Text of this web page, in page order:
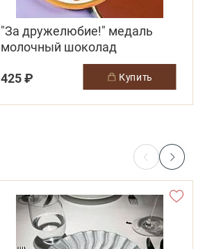
"За дружелюбие!" медаль
молочный шоколад
425 ₽
купить